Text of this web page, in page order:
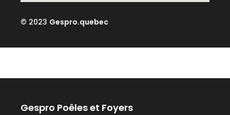
© 2023 Gespro.quebec
Gespro Poêles et Foyers